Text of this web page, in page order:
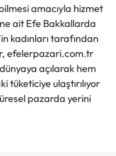
amacıyla hizmet
ait Efe Bakkallarda
kadınları tarafından
efelerpazari.com.tr
açılarak hem
tüketiciye ulaştırılıyor
pazarda yerini